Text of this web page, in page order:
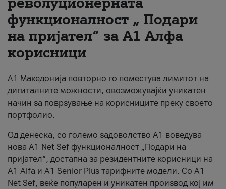
За нас
#ПодобарОнлајн
функционалност „ Подари
на пријател“ за А1 Алфа
корисници
А1 Македонија повторно го поместува лимитот на
дигиталните можности, овозможувајќи уникатен
начин за поврзување на корисниците преку своето
портфолио.
Од денеска, со големо задоволство А1 воведува
нова A1 Net Sef функционалност „Подари на
пријател“, достапна за резидентните корисници на
А1 Alfa и A1 Senior Plus тарифните модели. Со A1
Net Sef, веќе популарен и уникатен производ кој им